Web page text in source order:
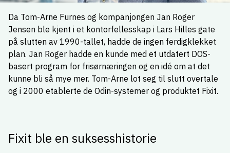
Da Tom-Arne Furnes og kompanjongen Jan Roger
Jensen ble kjent i et kontorfellesskap i Lars Hilles gate
på slutten av 1990-tallet, hadde de ingen ferdigklekket
plan. Jan Roger hadde en kunde med et utdatert DOS-
basert program for frisørnæringen og en idé om at det
kunne bli så mye mer. Tom-Arne lot seg til slutt overtale
og i 2000 etablerte de Odin-systemer og produktet Fixit.
Fixit ble en suksesshistorie